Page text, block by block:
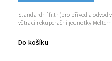
Do košíku
Standardní filtr (pro přívod a odvod
větrací rekuperační jednotky Meltem